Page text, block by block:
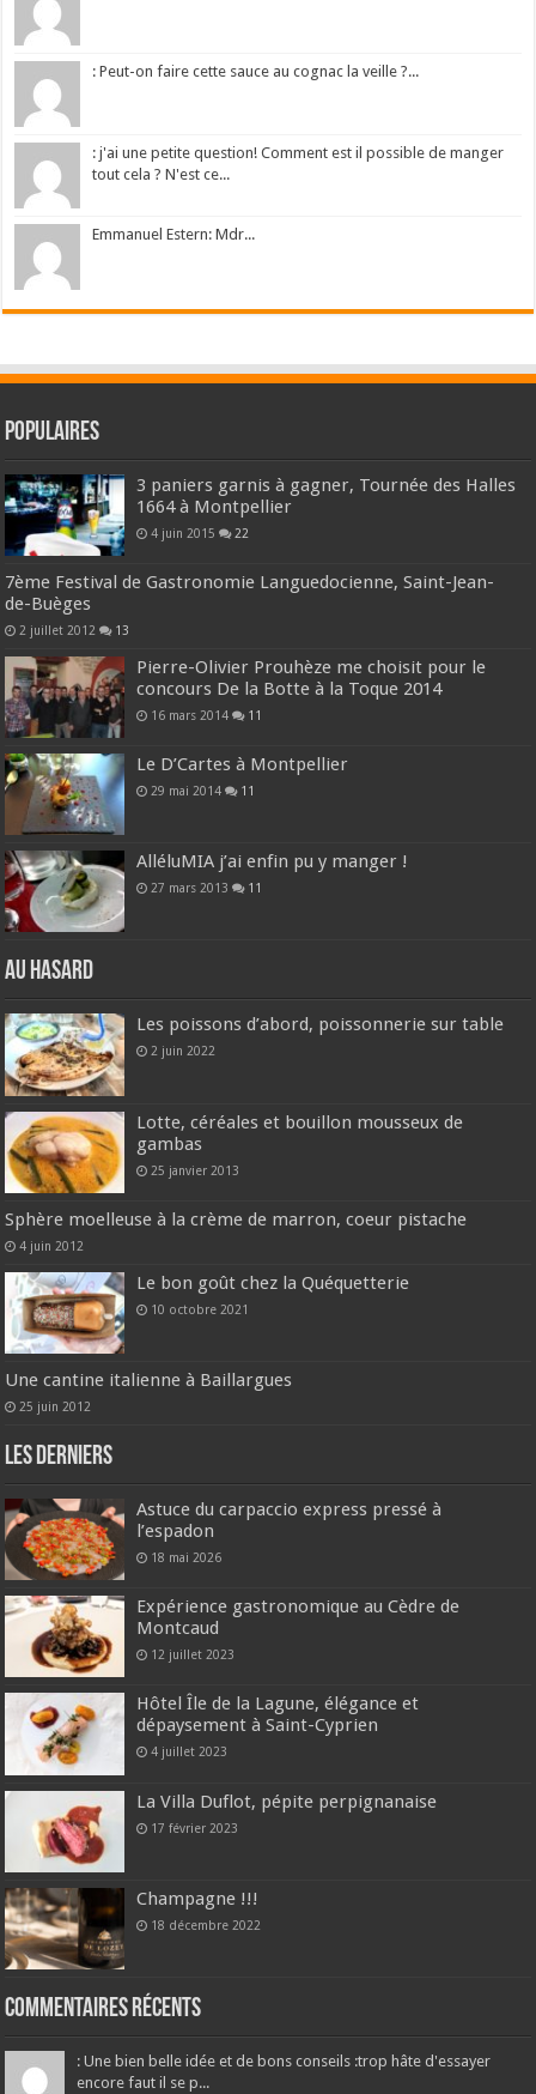
: Peut-on faire cette sauce au cognac la veille ?...
: j'ai une petite question! Comment est il possible de manger
tout cela ? N'est ce...
Emmanuel Estern: Mdr...
Populaires
3 paniers garnis à gagner, Tournée des Halles
1664 à Montpellier
4 juin 2015 22
7ème Festival de Gastronomie Languedocienne, Saint-Jean-
de-Buèges
2 juillet 2012 13
Pierre-Olivier Prouhèze me choisit pour le
concours De la Botte à la Toque 2014
16 mars 2014 11
Le D’Cartes à Montpellier
29 mai 2014 11
AlléluMIA j’ai enfin pu y manger !
27 mars 2013 11
Au hasard
Les poissons d’abord, poissonnerie sur table
2 juin 2022
Lotte, céréales et bouillon mousseux de
gambas
25 janvier 2013
Sphère moelleuse à la crème de marron, coeur pistache
4 juin 2012
Le bon goût chez la Quéquetterie
10 octobre 2021
Une cantine italienne à Baillargues
25 juin 2012
Les derniers
Astuce du carpaccio express pressé à
l’espadon
18 mai 2026
Expérience gastronomique au Cèdre de
Montcaud
12 juillet 2023
Hôtel Île de la Lagune, élégance et
dépaysement à Saint-Cyprien
4 juillet 2023
La Villa Duflot, pépite perpignanaise
17 février 2023
Champagne !!!
18 décembre 2022
Commentaires récents
: Une bien belle idée et de bons conseils :trop hâte d'essayer
encore faut il se p...